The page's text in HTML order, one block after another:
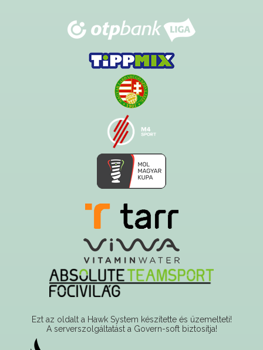
Ezt az oldalt a Hawk System készítette és üzemelteti!